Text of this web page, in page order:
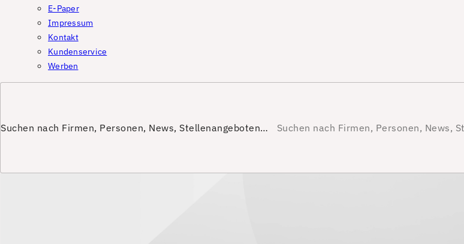
E-Paper
Impressum
Kontakt
Kundenservice
Werben
Suchen nach Firmen, Personen, News, Stellenangeboten…